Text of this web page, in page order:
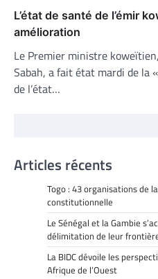
L’état de santé de l’émir
amélioration
Le Premier ministre
Sabah, a fait état mardi de la
de l’état…
Articles récents
Togo : 43 organisations de
constitutionnelle
Le Sénégal et la Gambie
délimitation de leur
La BIDC dévoile les
Afrique de l’Ouest